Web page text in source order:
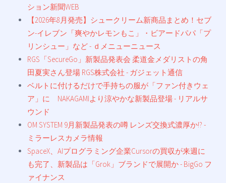
ション新聞WEB
【2026年8月発売】シュークリーム新商品まとめ！セブ
ン-イレブン「爽やかレモンもこ」・ビアードパパ「プ
リンシュー」など - ｄメニューニュース
RGS「SecureGo」新製品発表会 柔道金メダリストの角
田夏実さん登場 RGS株式会社 - ガジェット通信
ベルトに付けるだけで手持ちの服が「ファン付きウェ
ア」に NAKAGAMIより涼やかな新製品登場 - リアルサ
ウンド
OM SYSTEM 9月新製品発表の噂 レンズ交換式濃厚か!? -
ミラーレスカメラ情報
SpaceX、AIプログラミング企業Cursorの買収が来週に
も完了、新製品は「Grok」ブランドで展開か - BigGo フ
ァイナンス